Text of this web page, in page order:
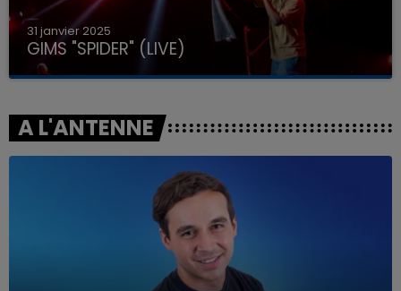
31 janvier 2025
GIMS "SPIDER" (LIVE)
A L'ANTENNE